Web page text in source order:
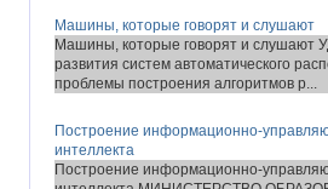
Машины, которые говорят и слушают
Машины, которые говорят и слушают
развития систем автоматического
проблемы построения алгоритмов р...
Построение информационно-
интеллекта
Построение информационно-